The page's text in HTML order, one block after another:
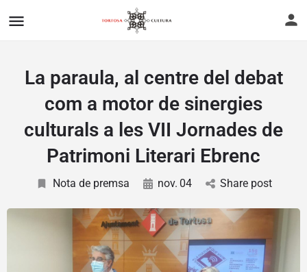
La paraula, al centre del debat
com a motor de sinergies
culturals a les VII Jornades de
Patrimoni Literari Ebrenc
Nota de premsa nov. 04 Share post